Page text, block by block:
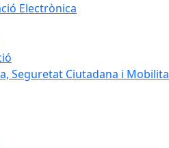
Electrònica
Seguretat Ciutadana i